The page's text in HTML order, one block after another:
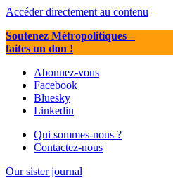
Accéder directement au contenu
Soutenez Métropolitiques–
faites un don !
Abonnez-vous
Facebook
Bluesky
Linkedin
Qui sommes-nous ?
Contactez-nous
Our sister journal